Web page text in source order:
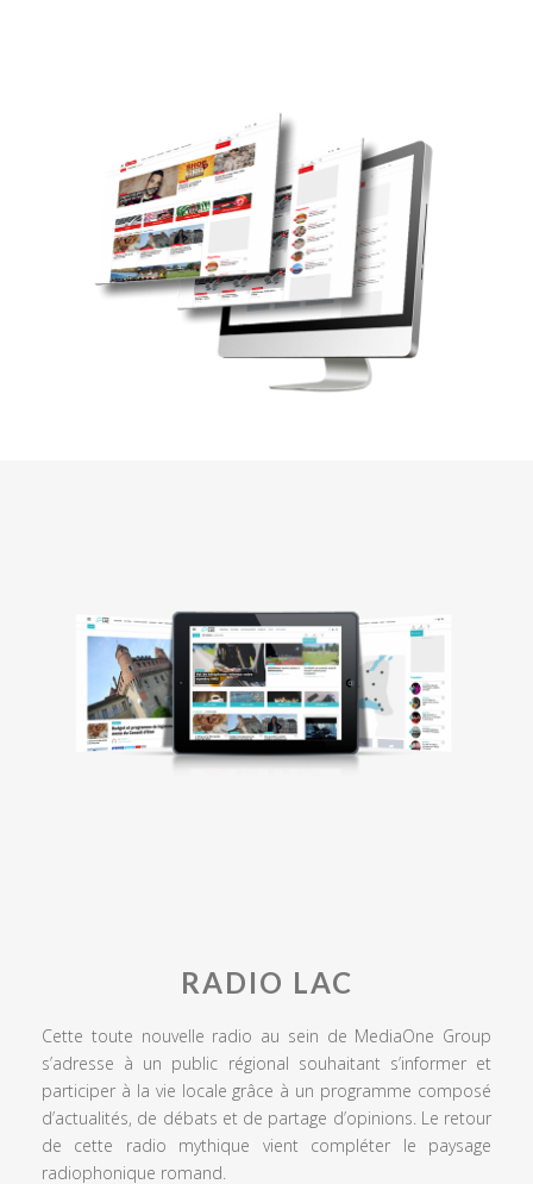
RADIO LAC
Cette toute nouvelle radio au sein de MediaOne Group
s’adresse à un public régional souhaitant s’informer et
participer à la vie locale grâce à un programme composé
d’actualités, de débats et de partage d’opinions. Le retour
de cette radio mythique vient compléter le paysage
radiophonique romand.